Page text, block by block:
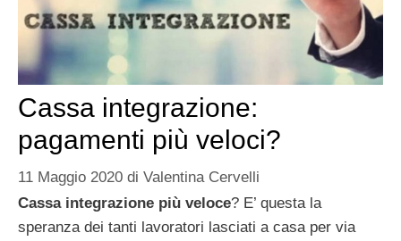
Cassa integrazione:
pagamenti più veloci?
11 Maggio 2020 di Valentina Cervelli
Cassa integrazione più veloce? E’ questa la
speranza dei tanti lavoratori lasciati a casa per via